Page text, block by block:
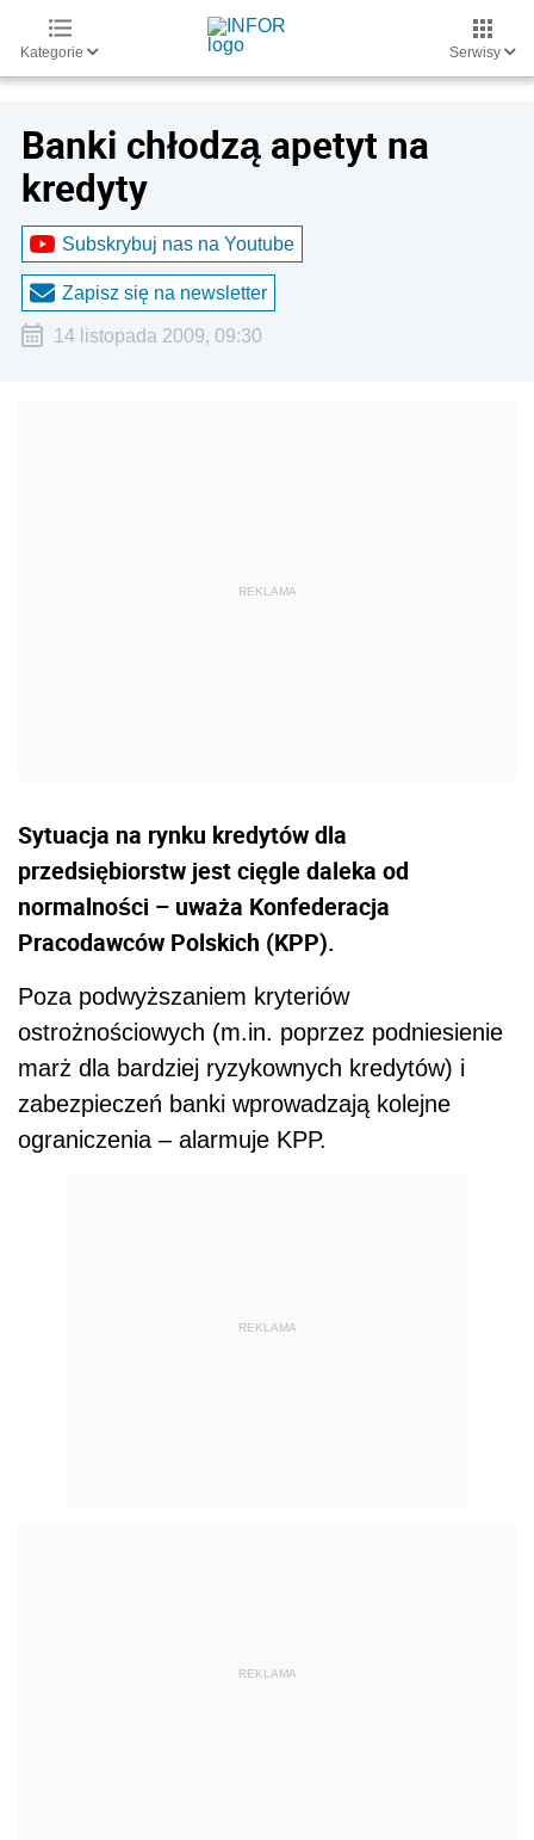
Kategorie Serwisy
Banki chłodzą apetyt na
kredyty
Subskrybuj nas na Youtube
Zapisz się na newsletter
14 listopada 2009, 09:30
Sytuacja na rynku kredytów dla
przedsiębiorstw jest cięgle daleka od
normalności – uważa Konfederacja
Pracodawców Polskich (KPP).
Poza podwyższaniem kryteriów
ostrożnościowych (m.in. poprzez podniesienie
marż dla bardziej ryzykownych kredytów) i
zabezpieczeń banki wprowadzają kolejne
ograniczenia – alarmuje KPP.
REKLAMA
REKLAMA